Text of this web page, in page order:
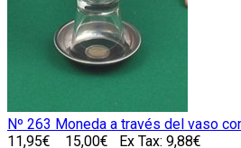
Nº 263 Moneda a través del vaso
11,95€
15,00€ Ex Tax: 9,88€